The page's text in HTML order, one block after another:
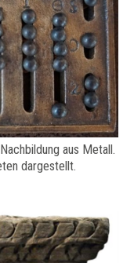
aus Metall.
dargestellt.